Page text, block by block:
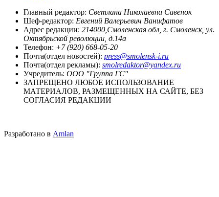
Главный редактор: Светлана Николаевна Савенок
Шеф-редактор: Евгений Валерьевич Ванифатов
Адрес редакции: 214000,Смоленская обл, г. Смоленск, ул.
Октябрьской революции, д.14а
Телефон: +7 (920) 668-05-20
Почта(отдел новостей): press@smolensk-i.ru
Почта(отдел рекламы): smolredaktor@yandex.ru
Учредитель: ООО "Группа ГС"
ЗАПРЕЩЕНО ЛЮБОЕ ИСПОЛЬЗОВАНИЕ
МАТЕРИАЛОВ, РАЗМЕЩЕННЫХ НА САЙТЕ, БЕЗ
СОГЛАСИЯ РЕДАКЦИИ
Разработано в Amlan